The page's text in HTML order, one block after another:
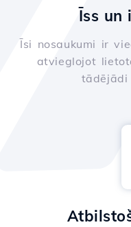
Īss un
Īsi nosaukumi ir
atvieglojot
tādējādi